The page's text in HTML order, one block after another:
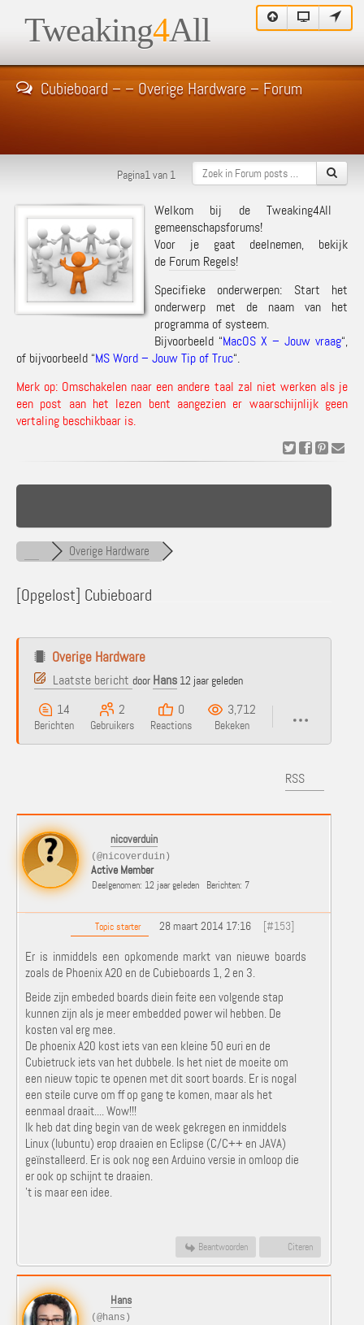
Tweaking4All
Cubieboard – – Overige Hardware – Forum
Pagina1 van 1
Welkom bij de Tweaking4All
gemeenschapsforums!
Voor je gaat deelnemen, bekijk
de Forum Regels!
Specifieke onderwerpen: Start het
onderwerp met de naam van het
programma of systeem.
Bijvoorbeeld “MacOS X – Jouw vraag“,
of bijvoorbeeld “MS Word – Jouw Tip of Truc“.
Merk op: Omschakelen naar een andere taal zal niet werken als je
een post aan het lezen bent aangezien er waarschijnlijk geen
vertaling beschikbaar is.
Overige Hardware
[Opgelost] Cubieboard
Overige Hardware
Laatste bericht door Hans 12 jaar geleden
14
Berichten
2
Gebruikers
0
Reactions
3,712
Bekeken
RSS
nicoverduin
(@nicoverduin)
Active Member
Deelgenomen: 12 jaar geleden Berichten: 7
Topic starter 28 maart 2014 17:16 [#153]
Er is inmiddels een opkomende markt van nieuwe boards
zoals de Phoenix A20 en de Cubieboards 1, 2 en 3.
Beide zijn embeded boards diein feite een volgende stap
kunnen zijn als je meer embedded power wil hebben. De
kosten val erg mee.
De phoenix A20 kost iets van een kleine 50 euri en de
Cubietruck iets van het dubbele. Is het niet de moeite om
een nieuw topic te openen met dit soort boards. Er is nogal
een steile curve om ff op gang te komen, maar als het
eenmaal draait.... Wow!!!
Ik heb dat ding begin van de week gekregen en inmiddels
Linux (lubuntu) erop draaien en Eclipse (C/C++ en JAVA)
geïnstalleerd. Er is ook nog een Arduino versie in omloop die
er ook op schijnt te draaien.
't is maar een idee.
Beantwoorden Citeren
Hans
(@hans)